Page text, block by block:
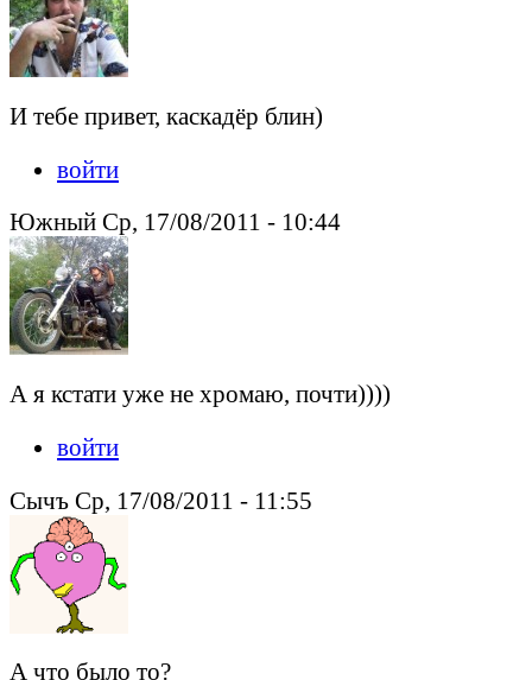
И тебе привет, каскадёр блин)
войти
Южный Ср, 17/08/2011 - 10:44
А я кстати уже не хромаю, почти))))
войти
Сычъ Ср, 17/08/2011 - 11:55
А что было то?